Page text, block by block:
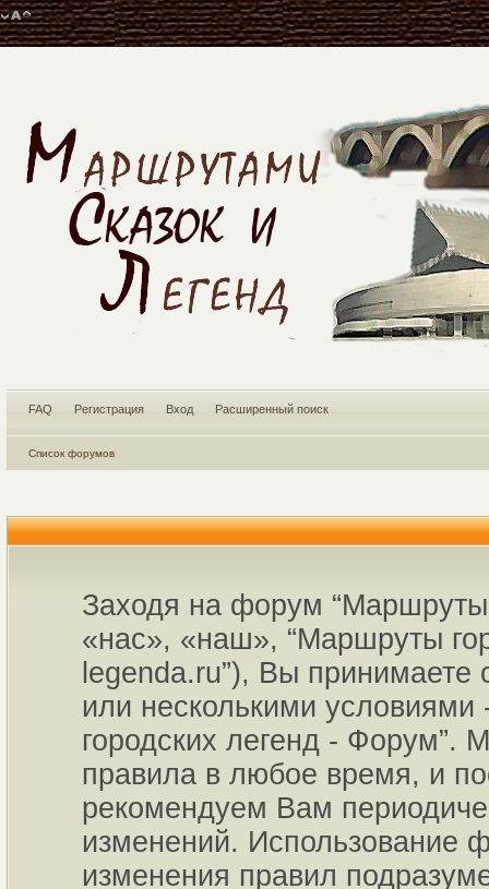
FAQ Регистрация Вход Расширенный поиск
Список форумов
Заходя на форум
«нас», «наш», “Маршруты
legenda.ru”), Вы
или несколькими
городских легенд - Форум”.
правила в любое время, и
рекомендуем Вам
изменений. Использование
изменения правил